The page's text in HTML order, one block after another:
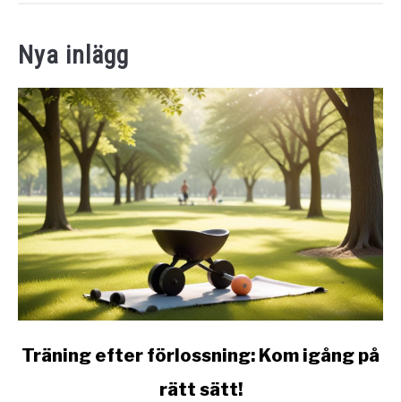
link
Träning efter förlossning: Kom igång på
rätt sätt!